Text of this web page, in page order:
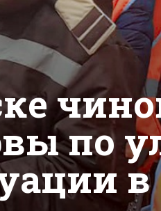
по
в